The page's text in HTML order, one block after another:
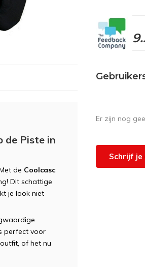
de Piste in
de Coolcasc
Dit schattige
je look niet
perfect voor
of het nu
Er zijn nog
Schrijf